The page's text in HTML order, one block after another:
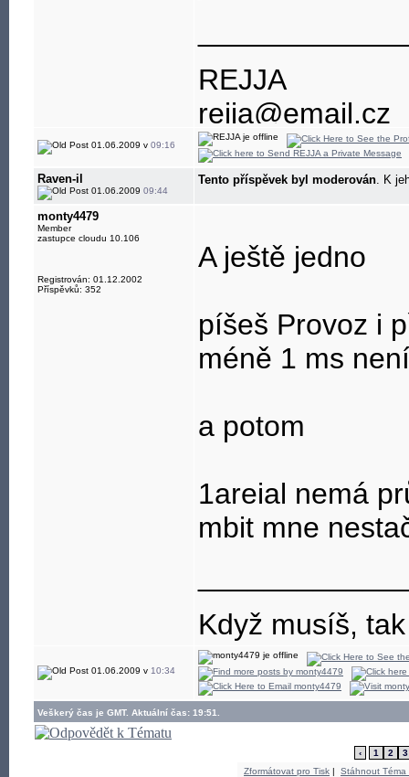
REJJA
rejja@email.cz
602743934
nenechávejte
názory
Díky za
01.06.2009 v 09:16
Raven-il
01.06.2009 09:44
Tento příspěvek byl moderován. K
monty4479
Member
zastupce cloudu 10.106
Registrován: 01.12.2002
Příspěvků: 352
A ještě jedno
píšeš Provoz i
méně 1 ms
a potom
1areial nemá
mbit mne
Když musíš,
01.06.2009 v 10:34
Veškerý čas je GMT. Aktuální čas: 19:51.
‹ 1 2
3
Zformátovat pro Tisk | Stáhnout Téma